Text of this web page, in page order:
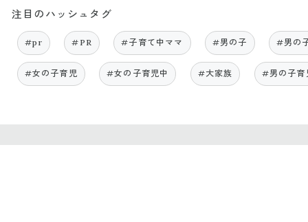
注目のハッシュタグ
#pr #PR #子育て中ママ #男の子 #男の
#女の子育児 #女の子育児中 #大家族 #男の子育